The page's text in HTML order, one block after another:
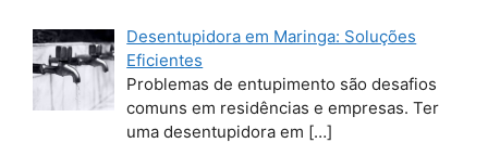
Desentupidora em Maringa: Soluções
Eficientes
Problemas de entupimento são desafios
comuns em residências e empresas. Ter
uma desentupidora em […]